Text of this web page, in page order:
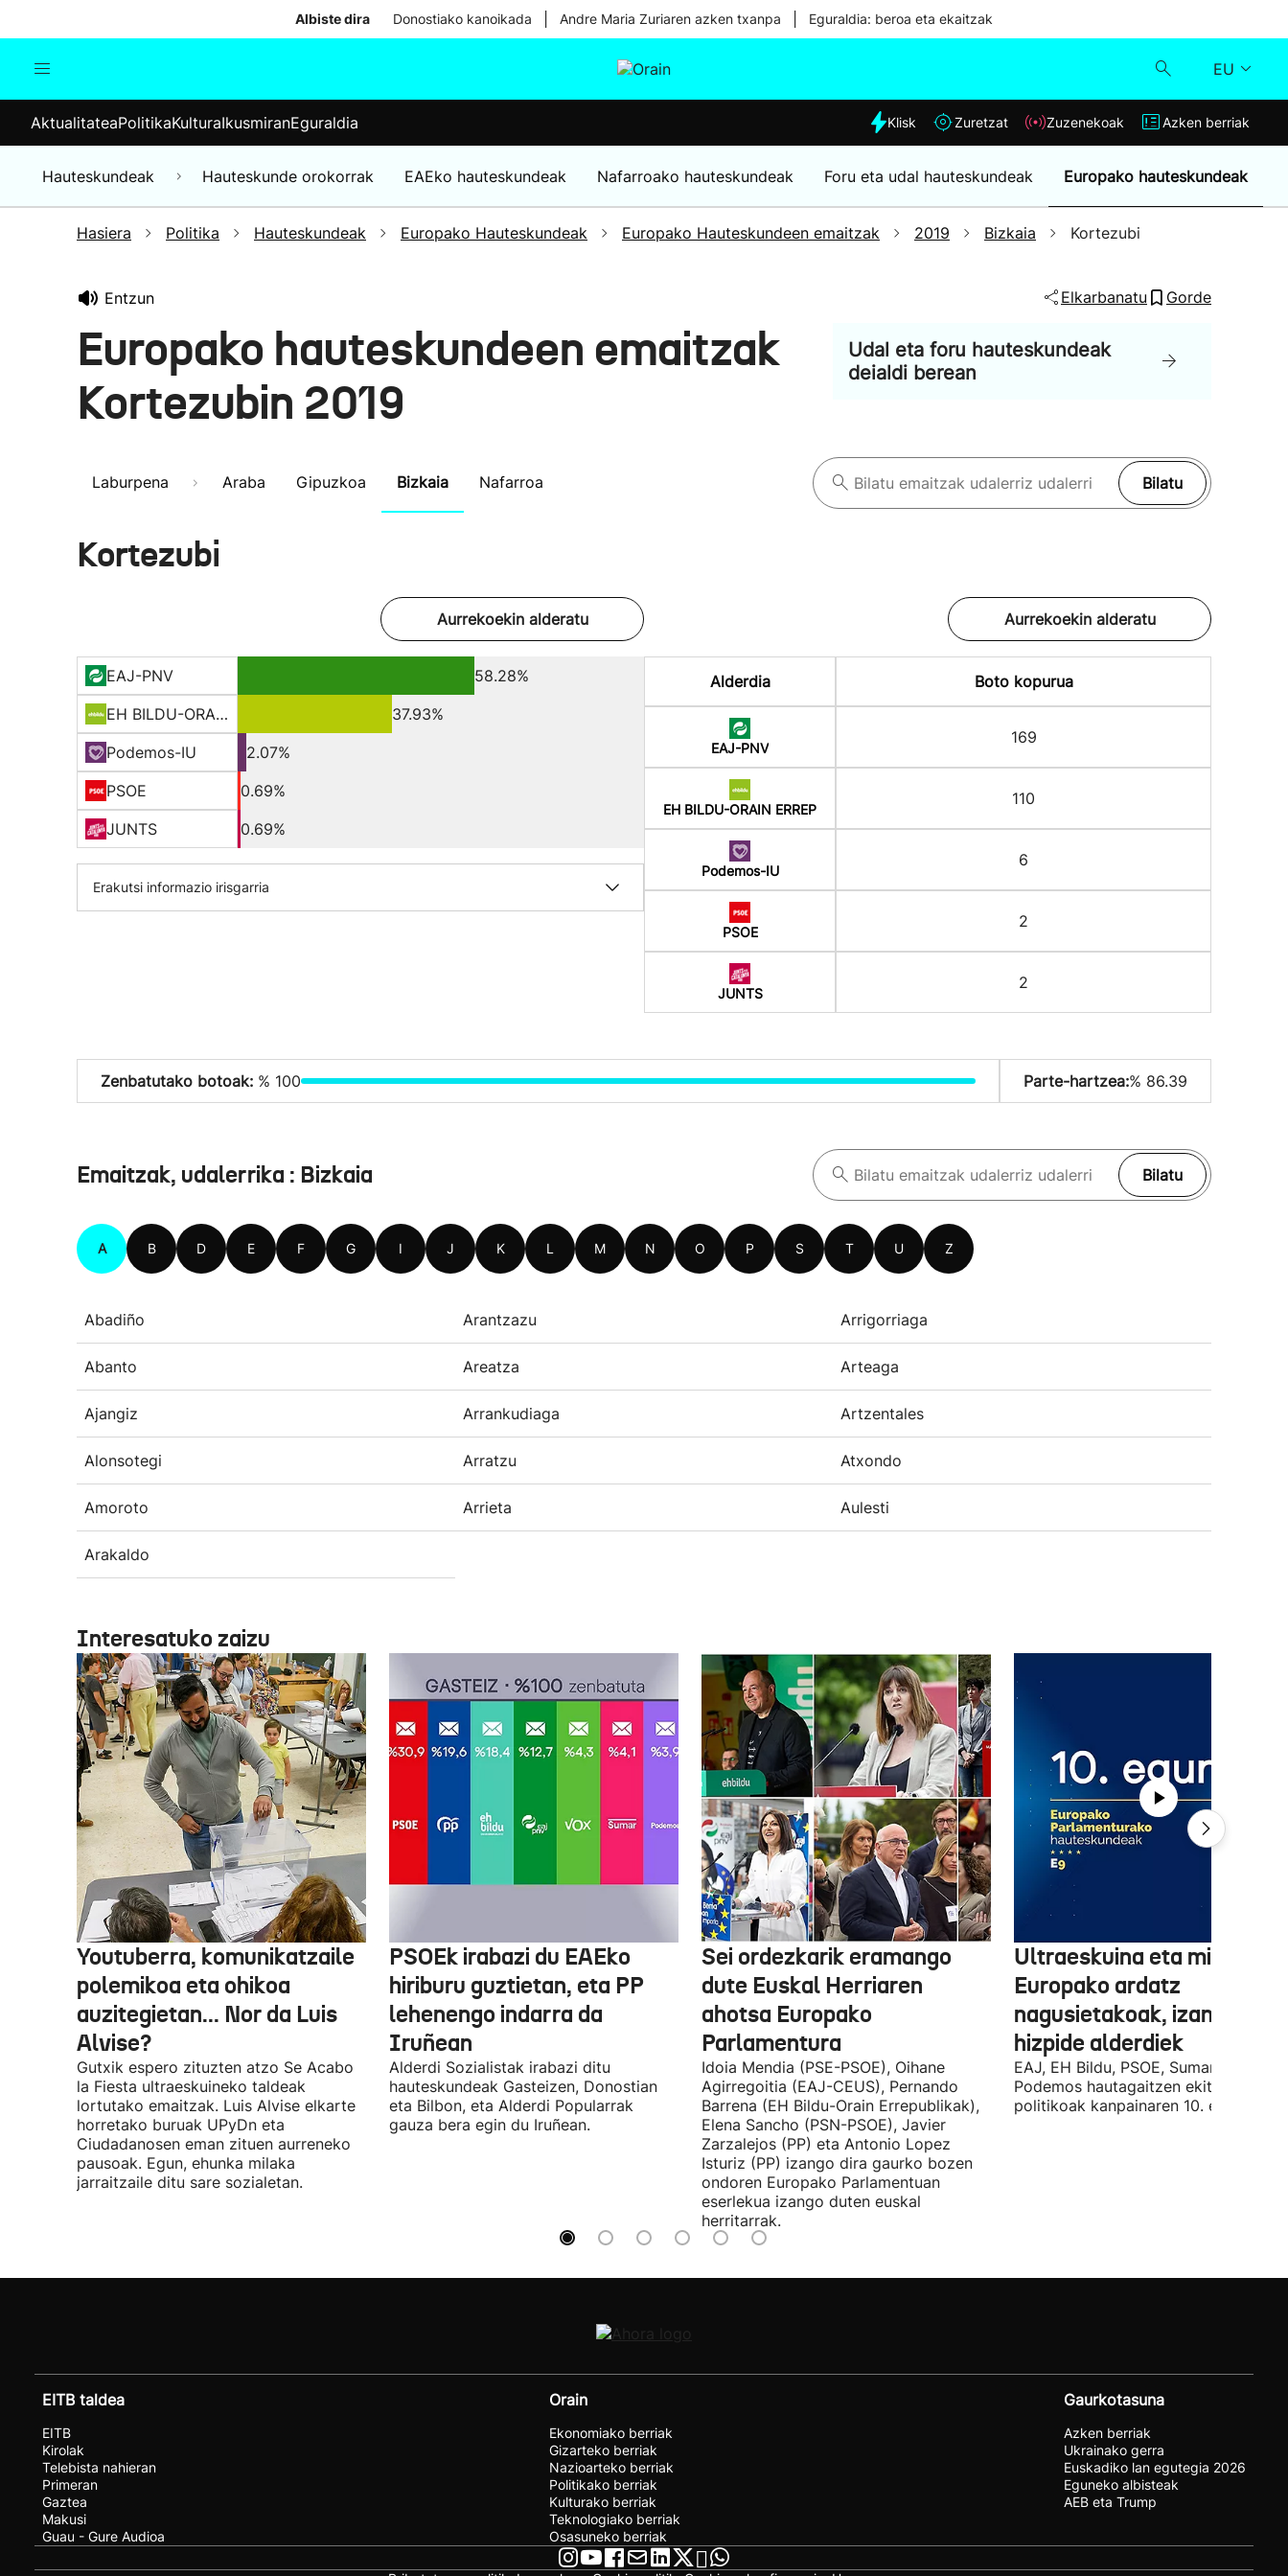
Albiste dira Donostiako kanoikada Andre Maria Zuriaren azken txanpa Eguraldia: beroa eta ekaitzak
EU
Munduko albisteak
Hauteskundeak
Eguraldia
Klisk
Zuzenekoak
Azken berriak
AktualitateaPolitikaKulturaIkusmiranEguraldia Klisk Zuretzat Zuzenekoak Azken berriak
Hauteskundeak Hauteskunde orokorrak EAEko hauteskundeak Nafarroako hauteskundeak Foru eta udal hauteskundeak Europako hauteskundeak
Hasiera Politika Hauteskundeak Europako Hauteskundeak Europako Hauteskundeen emaitzak 2019 Bizkaia Kortezubi
Entzun Elkarbanatu Gorde
Europako hauteskundeen emaitzak
Kortezubin 2019
Udal eta foru hauteskundeak
deialdi berean
Laburpena Araba Gipuzkoa Bizkaia Nafarroa Bilatu
Kortezubi
Aurrekoekin alderatu
EAJ-PNV
58.28%
EH BILDU-ORAIN ERREP
37.93%
Podemos-IU
2.07%
PSOE
0.69%
JUNTS
0.69%
Erakutsi informazio irisgarria
Aurrekoekin alderatu
Alderdia Boto kopurua
EAJ-PNV
169
EH BILDU-ORAIN ERREP
110
Podemos-IU
6
PSOE
2
JUNTS
2
Zenbatutako botoak: % 100 Parte-hartzea:% 86.39
Emaitzak, udalerrika : Bizkaia Bilatu
A B D E F G I J K L M N O P S T U Z
Abadiño Arantzazu Arrigorriaga
Abanto Areatza Arteaga
Ajangiz Arrankudiaga Artzentales
Alonsotegi Arratzu Atxondo
Amoroto Arrieta Aulesti
Arakaldo
Interesatuko zaizu
Youtuberra, komunikatzaile
polemikoa eta ohikoa
auzitegietan... Nor da Luis
Alvise?
Gutxik espero zituzten atzo Se Acabo
la Fiesta ultraeskuineko taldeak
lortutako emaitzak. Luis Alvise elkarte
horretako buruak UPyDn eta
Ciudadanosen eman zituen aurreneko
pausoak. Egun, ehunka milaka
jarraitzaile ditu sare sozialetan.
PSOEk irabazi du EAEko
hiriburu guztietan, eta PP
lehenengo indarra da
Iruñean
Alderdi Sozialistak irabazi ditu
hauteskundeak Gasteizen, Donostian
eta Bilbon, eta Alderdi Popularrak
gauza bera egin du Iruñean.
Sei ordezkarik eramango
dute Euskal Herriaren
ahotsa Europako
Parlamentura
Idoia Mendia (PSE-PSOE), Oihane
Agirregoitia (EAJ-CEUS), Pernando
Barrena (EH Bildu-Orain Errepublikak),
Elena Sancho (PSN-PSOE), Javier
Zarzalejos (PP) eta Antonio Lopez
Isturiz (PP) izango dira gaurko bozen
ondoren Europako Parlamentuan
eserlekua izango duten euskal
herritarrak.
Ultraeskuina eta
Europako ardatz
nagusietakoak, izan dituzte
hizpide alderdiek
EAJ, EH Bildu, PSOE, Sumar, PP eta
Podemos hautagaitzen ekitaldi
politikoak kanpainaren 10. egunean.
EITB taldea
EITB
Kirolak
Telebista nahieran
Primeran
Gaztea
Makusi
Guau - Gure Audioa
Orain
Ekonomiako berriak
Gizarteko berriak
Nazioarteko berriak
Politikako berriak
Kulturako berriak
Teknologiako berriak
Osasuneko berriak
Gaurkotasuna
Azken berriak
Ukrainako gerra
Euskadiko lan egutegia 2026
Eguneko albisteak
AEB eta Trump